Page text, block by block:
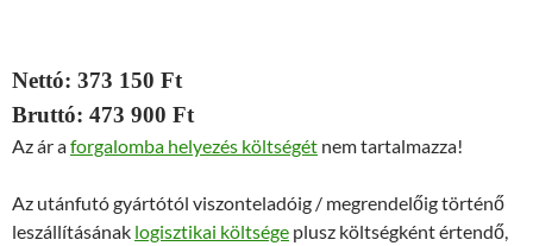
Nettó: 373 150 Ft
Bruttó: 473 900 Ft
Az ár aforgalomba helyezés költségét nem tartalmazza!
Az utánfutó gyártótól viszonteladóig / megrendelőig történő
leszállításának logisztikai költsége plusz költségként értendő,